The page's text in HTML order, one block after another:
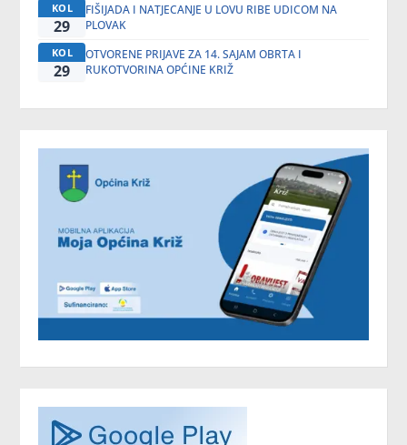
KOL
29
FIŠIJADA I NATJECANJE U LOVU RIBE UDICOM NA
PLOVAK
KOL
29
OTVORENE PRIJAVE ZA 14. SAJAM OBRTA I
RUKOTVORINA OPĆINE KRIŽ